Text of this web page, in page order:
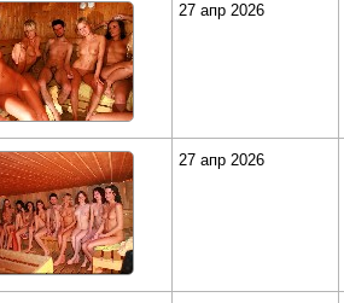
27 апр 2026
27 апр 2026